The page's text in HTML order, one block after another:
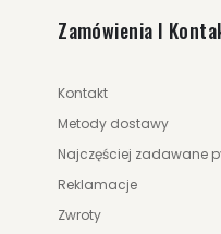
Zamówienia I
Kontakt
Metody dostawy
Najczęściej zadawane
Reklamacje
Zwroty